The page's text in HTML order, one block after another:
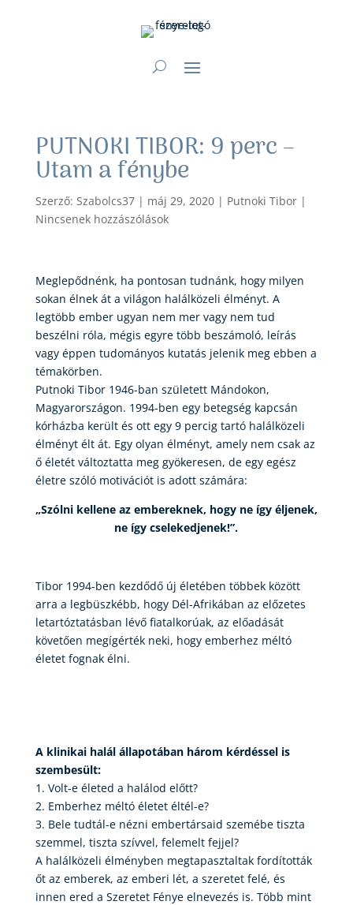
PUTNOKI TIBOR: 9 perc –
Utam a fénybe
Szerző: Szabolcs37| máj 29, 2020| Putnoki Tibor|
Nincsenek hozzászólások
Meglepődnénk, ha pontosan tudnánk, hogy milyen
sokan élnek át a világon halálközeli élményt. A
legtöbb ember ugyan nem mer vagy nem tud
beszélni róla, mégis egyre több beszámoló, leírás
vagy éppen tudományos kutatás jelenik meg ebben a
témakörben.
Putnoki Tibor 1946-ban született Mándokon,
Magyarországon. 1994-ben egy betegség kapcsán
kórházba került és ott egy 9 percig tartó halálközeli
élményt élt át. Egy olyan élményt, amely nem csak az
ő életét változtatta meg gyökeresen, de egy egész
életre szóló motivációt is adott számára:
„Szólni kellene az embereknek, hogy ne így éljenek,
ne így cselekedjenek!”.
Tibor 1994-ben kezdődő új életében többek között
arra a legbüszkébb, hogy Dél-Afrikában az előzetes
letartóztatásban lévő fiatalkorúak, az előadását
követően megígérték neki, hogy emberhez méltó
életet fognak élni.
A klinikai halál állapotában három kérdéssel is
szembesült:
1. Volt-e életed a halálod előtt?
2. Emberhez méltó életet éltél-e?
3. Bele tudtál-e nézni embertársaid szemébe tiszta
szemmel, tiszta szívvel, felemelt fejjel?
A halálközeli élményben megtapasztaltak fordították
őt az emberek, az emberi lét, a szeretet felé, és
innen ered a Szeretet Fénye elnevezés is. Több mint